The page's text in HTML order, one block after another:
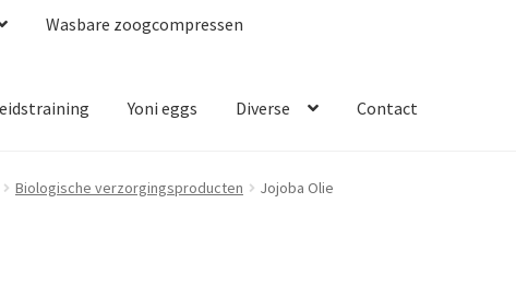
Wasbare zoogcompressen
Yoni eggs Diverse Contact
Biologische verzorgingsproducten Jojoba Olie